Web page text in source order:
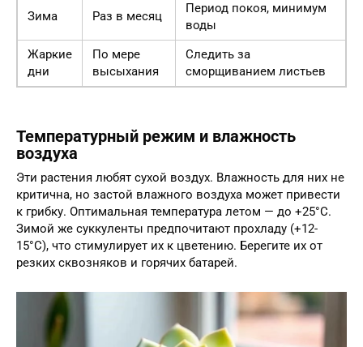
Зима Раз в месяц
Период покоя, минимум
воды
Жаркие
дни
По мере
высыхания
Следить за
сморщиванием листьев
Температурный режим и влажность
воздуха
Эти растения любят сухой воздух. Влажность для них не
критична, но застой влажного воздуха может привести
к грибку. Оптимальная температура летом — до +25°C.
Зимой же суккуленты предпочитают прохладу (+12-
15°C), что стимулирует их к цветению. Берегите их от
резких сквозняков и горячих батарей.